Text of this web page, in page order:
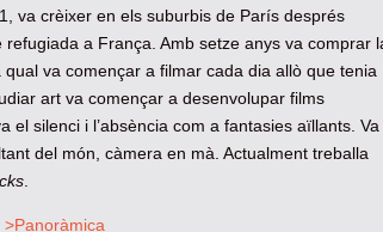
va crèixer en els suburbis de París després
refugiada a França. Amb setze anys va comprar
va començar a filmar cada dia allò que tenia
art va començar a desenvolupar films
el silenci i l’absència com a fantasies aïllants. Va
del món, càmera en mà. Actualment treballa
.
>Panoràmica